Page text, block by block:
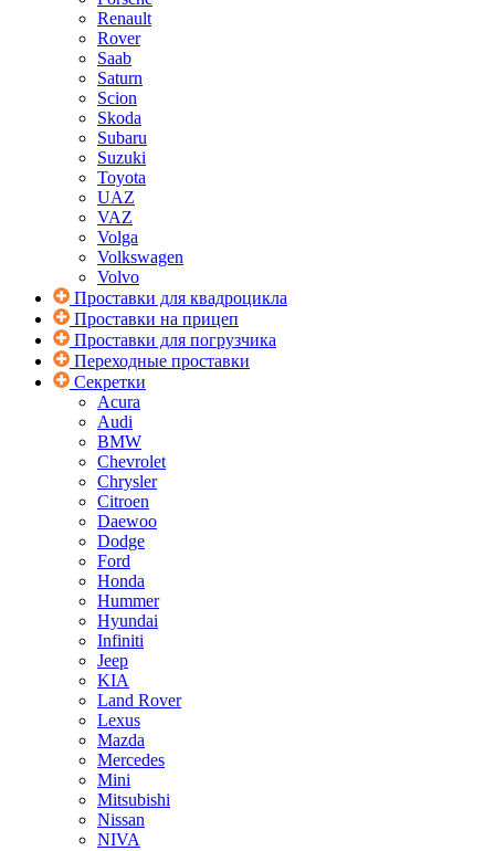
Renault
Rover
Saab
Saturn
Scion
Skoda
Subaru
Suzuki
Toyota
UAZ
VAZ
Volga
Volkswagen
Volvo
Проставки для квадроцикла
Проставки на прицеп
Проставки для погрузчика
Переходные проставки
Секретки
Acura
Audi
BMW
Chevrolet
Chrysler
Citroen
Daewoo
Dodge
Ford
Honda
Hummer
Hyundai
Infiniti
Jeep
KIA
Land Rover
Lexus
Mazda
Mercedes
Mini
Mitsubishi
Nissan
NIVA